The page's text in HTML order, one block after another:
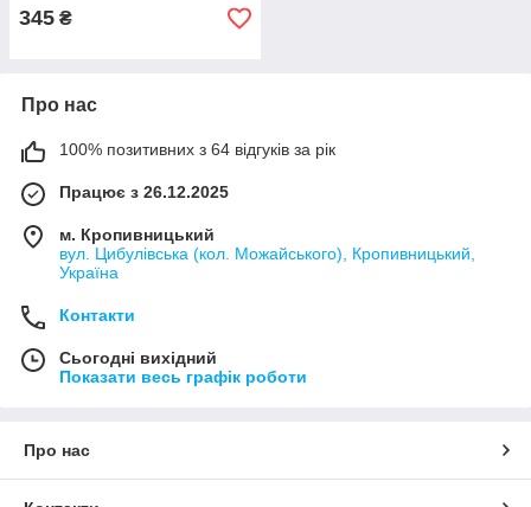
345 ₴
Про нас
100% позитивних з 64 відгуків за рік
Працює з 26.12.2025
м. Кропивницький
вул. Цибулівська (кол. Можайського), Кропивницький,
Україна
Контакти
Сьогодні вихідний
Показати весь графік роботи
Про нас